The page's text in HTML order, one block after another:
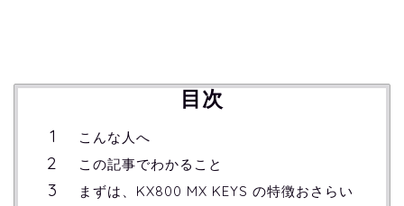
目次
こんな人へ
この記事でわかること
まずは、KX800 MX KEYS の特徴おさらい